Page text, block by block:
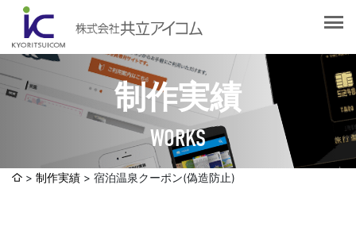
制作実績
WORKS
会社概要
社長挨拶
企業理念
認証取得
SDGsへの取り組みについて
選ばれる理由
Web制作・ホームページ制作
システム開発
制作実績
制作実績 宿泊温泉クーポン(偽造防止)